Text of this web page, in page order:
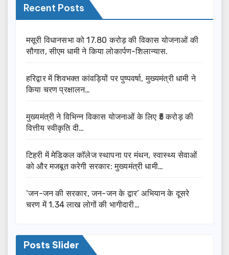
Recent Posts
मसूरी विधानसभा को 17.80 करोड़ की विकास योजनाओं की
सौगात, सीएम धामी ने किया लोकार्पण-शिलान्यास.
हरिद्वार में शिवभक्त कांवड़ियों पर पुष्पवर्षा, मुख्यमंत्री धामी ने
किया चरण प्रक्षालन…
मुख्यमंत्री ने विभिन्न विकास योजनाओं के लिए ₹5 करोड़ की
वित्तीय स्वीकृति दी…
टिहरी में मेडिकल कॉलेज स्थापना पर मंथन, स्वास्थ्य सेवाओं
को और मजबूत करेगी सरकार: मुख्यमंत्री धामी…
‘जन-जन की सरकार, जन-जन के द्वार’ अभियान के दूसरे
चरण में 1.34 लाख लोगों की भागीदारी…
Posts Slider